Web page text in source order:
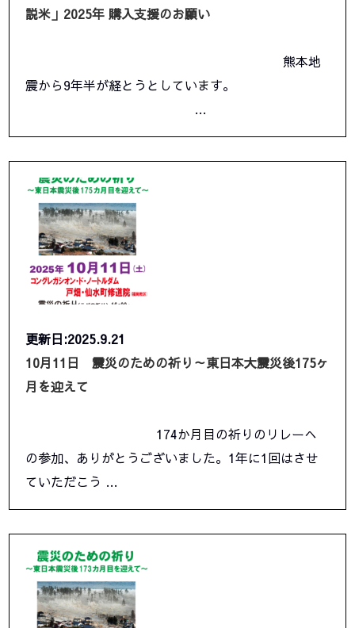
説米」2025年 購入支援のお願い
熊本地
震から9年半が経とうとしています。
…
更新日:2025.9.21
10月11日 震災のための祈り～東日本大震災後175ヶ
月を迎えて
174か月目の祈りのリレーへ
の参加、ありがとうございました。1年に1回はさせ
ていただこう …